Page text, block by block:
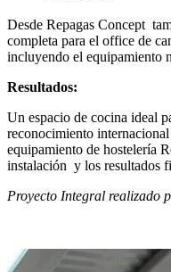
Desde Repagas Concept
completa para el office de
incluyendo el equipamiento
Resultados:
Un espacio de cocina ideal
reconocimiento
equipamiento de hostelería
instalación y los resultados
Proyecto Integral realizado